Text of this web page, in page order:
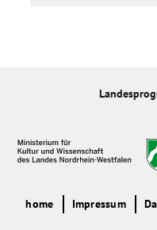
home Impressum